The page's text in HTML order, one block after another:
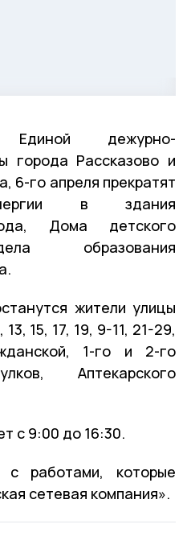
дежурно-
города Рассказово и
6-го апреля прекратят
в здания
Дома детского
образования
жители улицы
15, 17, 19, 9-11, 21-29,
1-го и 2-го
Аптекарского
с 9:00 до 16:30.
с работами, которые
сетевая компания».